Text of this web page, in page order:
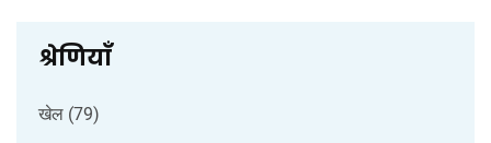
श्रेणियाँ
खेल (79)